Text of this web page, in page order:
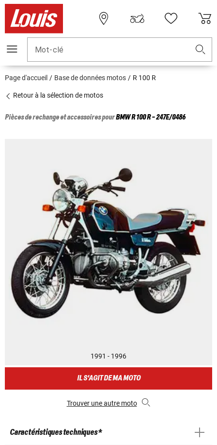
Mot-clé
Page d'accueil Base de données motos R 100 R
Retour à la sélection de motos
Pièces de rechange et accessoires pourBMWR 100 R - 247E/0486
1991 - 1996
IL S'AGIT DE MA MOTO
Trouver une autre moto
Caractéristiques techniques *